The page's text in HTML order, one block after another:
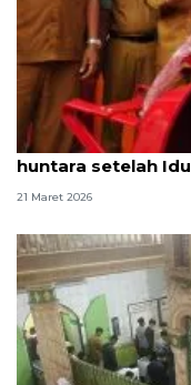
Korban bencana
huntara setelah
21 Maret 2026